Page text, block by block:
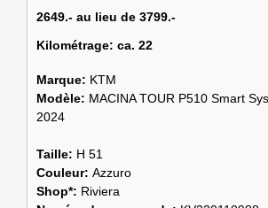
2649.- au lieu de 3799.-
Kilométrage: ca. 22
Marque: KTM
Modèle: MACINA TOUR P510 Smart
2024
Taille: H 51
Couleur: Azzuro
Shop*: Riviera